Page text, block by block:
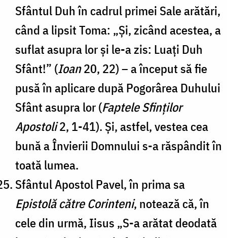
Sfântul Duh în cadrul primei Sale arătări,
când a lipsit Toma: „Și, zicând acestea, a
suflat asupra lor și le-a zis: Luați Duh
Sfânt!” (Ioan20, 22) – a început să fie
pusă în aplicare după Pogorârea Duhului
Sfânt asupra lor (Faptele Sfinților
Apostoli2, 1-41). Și, astfel, vestea cea
bună a Învierii Domnului s-a răspândit în
toată lumea.
Sfântul Apostol Pavel, în prima sa
Epistolă către Corinteni, notează că, în
cele din urmă, Iisus „S-a arătat deodată